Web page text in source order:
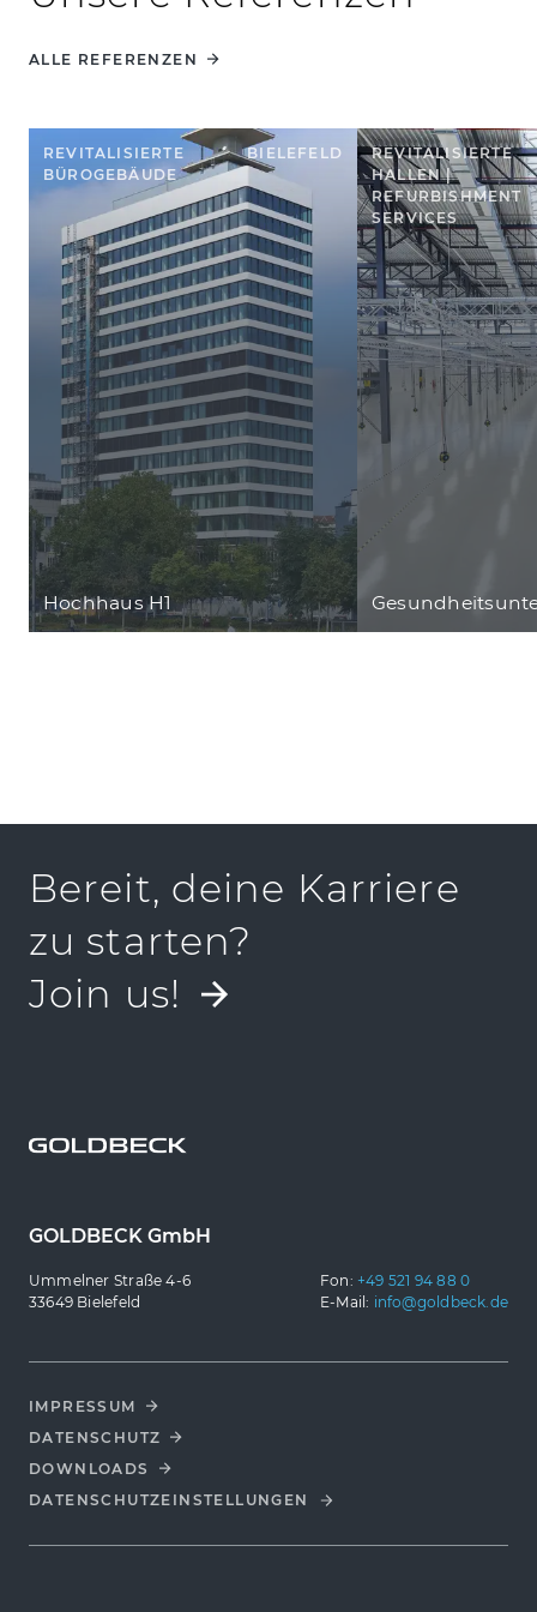
ALLE REFERENZEN
REVITALISIERTE
BÜROGEBÄUDE
BIELEFELD
Hochhaus H1
REVITALISIERTE
HALLEN |
REFURBISHMENT
SERVICES
Bereit, deine Karriere
zu starten?
Join us!
GOLDBECK GmbH
Ummelner Straße 4-6
33649 Bielefeld
Fon: +49 521 94 88 0
E-Mail: info@goldbeck.de
IMPRESSUM
DATENSCHUTZ
DOWNLOADS
DATENSCHUTZ­EINSTELLUNGEN